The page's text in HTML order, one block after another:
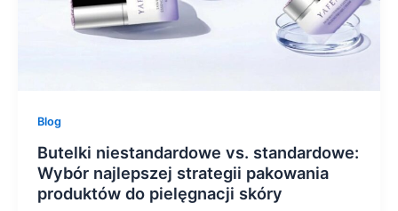
Blog
Butelki niestandardowe vs. standardowe:
Wybór najlepszej strategii pakowania
produktów do pielęgnacji skóry